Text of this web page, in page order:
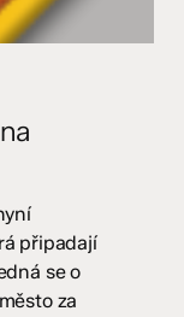
připadají
se o
za